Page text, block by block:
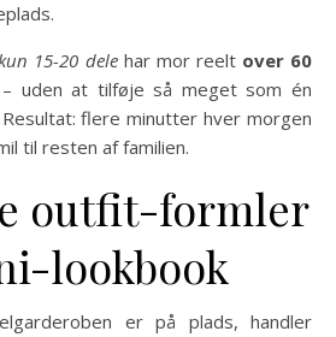
15-20 delehar mor reelt over 60
uden at tilføje så meget som én
flere minutter hver morgen
til resten af familien.
outfit-formler
lookbook
er på plads, handler